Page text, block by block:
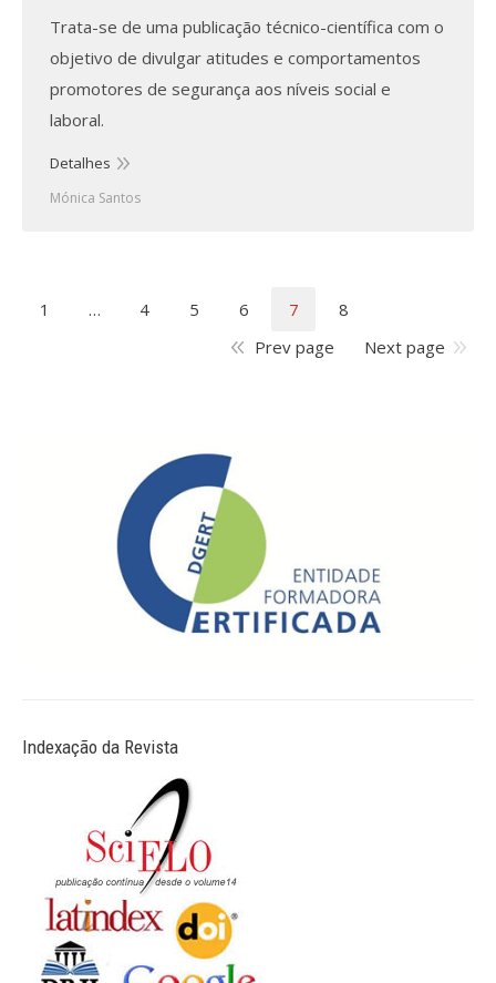
Trata-se de uma publicação técnico-científica com o
objetivo de divulgar atitudes e comportamentos
promotores de segurança aos níveis social e
laboral.
Detalhes
Mónica Santos
1 … 4 5 6 7
8
Prev page
Next page
Indexação da Revista